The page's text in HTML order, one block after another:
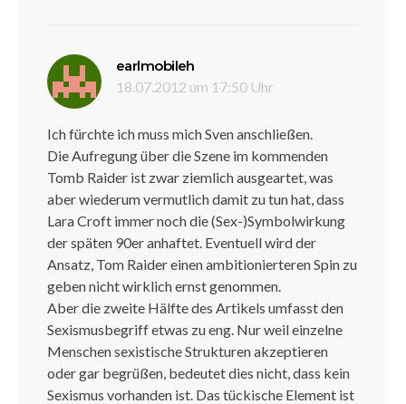
earlmobileh
18.07.2012 um 17:50 Uhr
Ich fürchte ich muss mich Sven anschließen.
Die Aufregung über die Szene im kommenden
Tomb Raider ist zwar ziemlich ausgeartet, was
aber wiederum vermutlich damit zu tun hat, dass
Lara Croft immer noch die (Sex-)Symbolwirkung
der späten 90er anhaftet. Eventuell wird der
Ansatz, Tom Raider einen ambitionierteren Spin zu
geben nicht wirklich ernst genommen.
Aber die zweite Hälfte des Artikels umfasst den
Sexismusbegriff etwas zu eng. Nur weil einzelne
Menschen sexistische Strukturen akzeptieren
oder gar begrüßen, bedeutet dies nicht, dass kein
Sexismus vorhanden ist. Das tückische Element ist